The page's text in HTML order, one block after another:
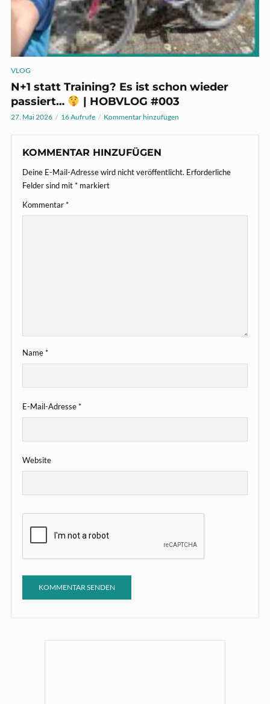
VLOG
N+1 statt Training? Es ist schon wieder
passiert…
| HOBVLOG #003
27. Mai 2026 16 Aufrufe Kommentar hinzufügen
KOMMENTAR HINZUFÜGEN
Deine E-Mail-Adresse wird nicht veröffentlicht. Erforderliche
Felder sind mit* markiert
Kommentar*
Name*
E-Mail-Adresse*
Website